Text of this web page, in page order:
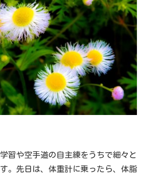
習や空手道の自主練をうちで細々と
。先日は、体重計に乗ったら、体脂